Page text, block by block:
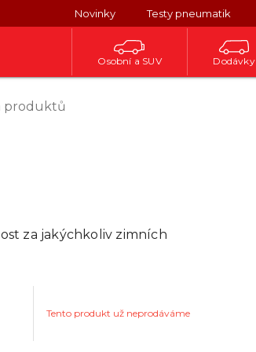
Novinky Testy pneumatik
Osobní a SUV Dodávky
produktů
za jakýchkoliv zimních
Tento produkt už neprodáváme